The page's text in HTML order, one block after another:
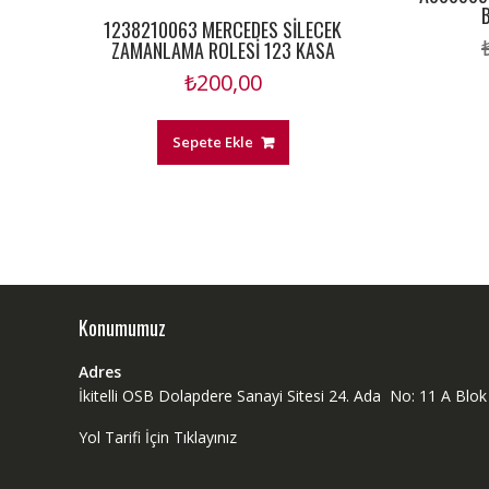
1238210063 MERCEDES SİLECEK
ZAMANLAMA ROLESİ 123 KASA
₺200,00
Sepete Ekle
Konumumuz
Adres
İkitelli OSB Dolapdere Sanayi Sitesi 24. Ada No: 11 A Blok
Yol Tarifi İçin Tıklayınız